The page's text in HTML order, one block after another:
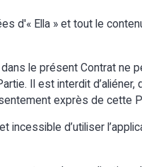
d'« Ella » et tout le
le présent Contrat ne
Il est interdit d’aliéner,
exprès de cette
incessible d’utiliser